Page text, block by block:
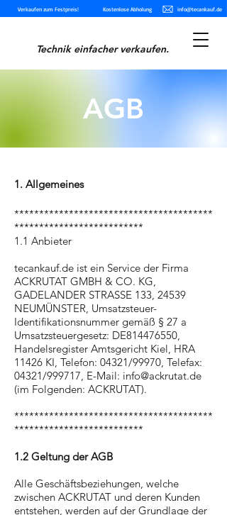
Technik einfacher verkaufen.
Verkaufen zum Festpreis! Kostenlose Abholung info@tecankauf.de
AGB
1. Allgemeines
****************************************
**************************
1.1 Anbieter
tecankauf.de ist ein Service der Firma
ACKRUTAT GMBH & CO. KG,
GADELANDER STRASSE 133, 24539
NEUMÜNSTER, Umsatzsteuer-
Identifikationsnummer gemäß § 27 a
Umsatzsteuergesetz: DE814476550,
Handelsregister Amtsgericht Kiel, HRA
11426 KI, Telefon: 04321/99970, Telefax:
04321/999717, E-Mail: info@ackrutat.de
(im Folgenden: ACKRUTAT).
****************************************
**************************
1.2 Geltung der AGB
Alle Geschäftsbeziehungen, welche
zwischen ACKRUTAT und deren Kunden
entstehen, werden auf der Grundlage der